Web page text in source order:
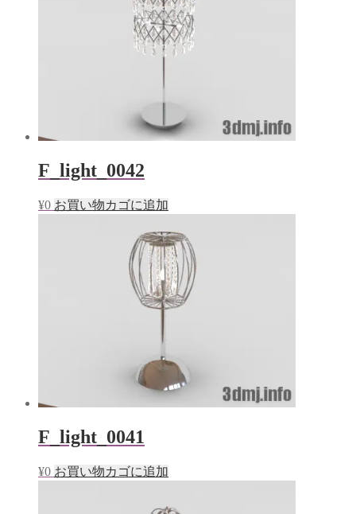
F_light_0042
¥0 お買い物カゴに追加
F_light_0041
¥0 お買い物カゴに追加